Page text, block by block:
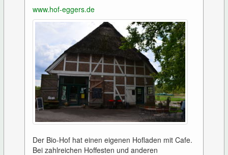
www.hof-eggers.de
Der Bio-Hof hat einen eigenen Hofladen mit Cafe.
Bei zahlreichen Hoffesten und anderen